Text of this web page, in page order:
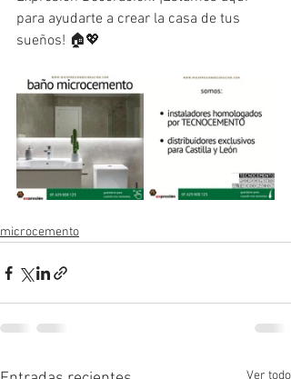
para ayudarte a crear la casa de tus
sueños! 🏠💖
microcemento
Ver todo